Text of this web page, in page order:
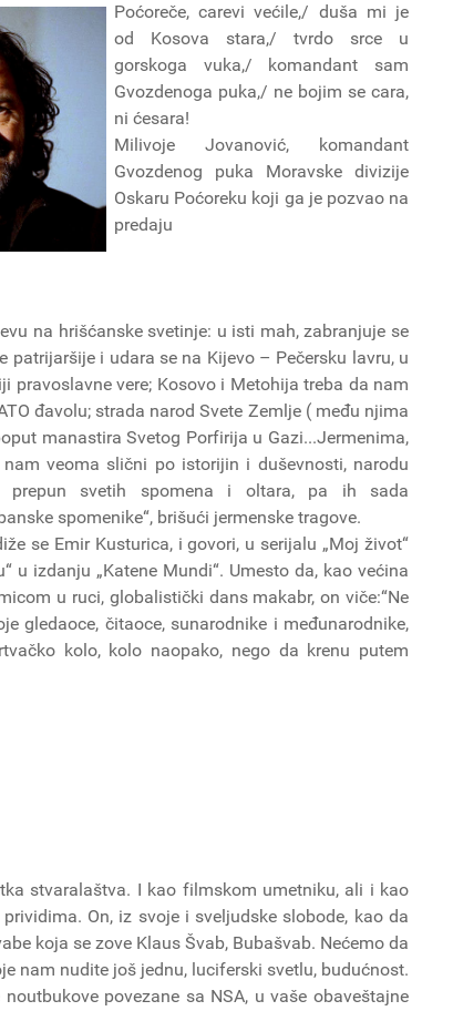
Poćoreče, carevi većile,/ duša mi je
od Kosova stara,/ tvrdo srce u
gorskoga vuka,/ komandant sam
Gvozdenoga puka,/ ne bojim se cara,
ni ćesara!
Milivoje Jovanović, komandant
Gvozdenog puka Moravske divizije
Oskaru Poćoreku koji ga je pozvao na
predaju
na hrišćanske svetinje: u isti mah, zabranjuje se
patrijaršije i udara se na Kijevo – Pečersku lavru, u
vere; Kosovo i Metohija treba da nam
đavolu; strada narod Svete Zemlje ( među njima
manastira Svetog Porfirija u Gazi...Jermenima,
veoma slični po istorijin i duševnosti, narodu
prepun svetih spomena i oltara, pa ih sada
spomenike“, brišući jermenske tragove.
se Emir Kusturica, i govori, u serijalu „Moj život“
u izdanju „Katene Mundi“. Umesto da, kao većina
u ruci, globalistički dans makabr, on viče:“Ne
gledaoce, čitaoce, sunarodnike i međunarodnike,
kolo, kolo naopako, nego da krenu putem
stvaralaštva. I kao filmskom umetniku, ali i kao
On, iz svoje i sveljudske slobode, kao da
koja se zove Klaus Švab, Bubašvab. Nećemo da
nam nudite još jednu, luciferski svetlu, budućnost.
povezane sa NSA, u vaše obaveštajne